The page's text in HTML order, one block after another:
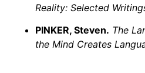
Reality: Selected
PINKER, Steven. The
the Mind Creates